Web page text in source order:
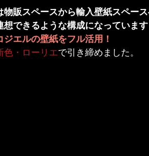
販スペースから輸入壁紙スペー
できるような構成になっていま
ジエルの壁紙をフル活用！
色・ローリエで引き締めました。